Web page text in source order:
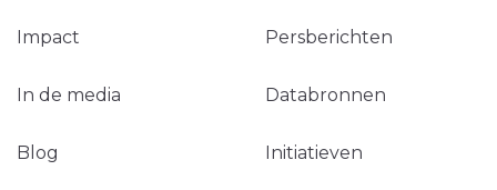
Impact Persberichten
In de media Databronnen
Blog Initiatieven